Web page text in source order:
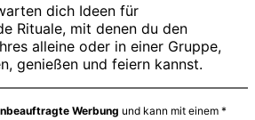
dich Ideen für
Rituale, mit denen du den
alleine oder in einer Gruppe,
genießen und feiern kannst.
Werbung und kann mit einem *